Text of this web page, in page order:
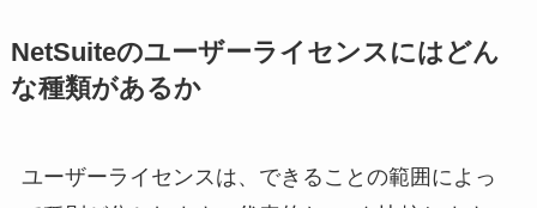
NetSuiteのユーザーライセンスにはどん
な種類があるか
ユーザーライセンスは、できることの範囲によっ